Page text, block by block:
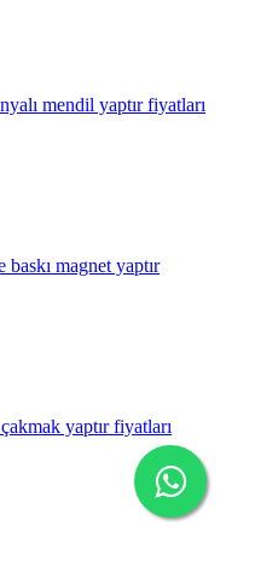
mendil yaptır fiyatları
baskı magnet yaptır
yaptır fiyatları